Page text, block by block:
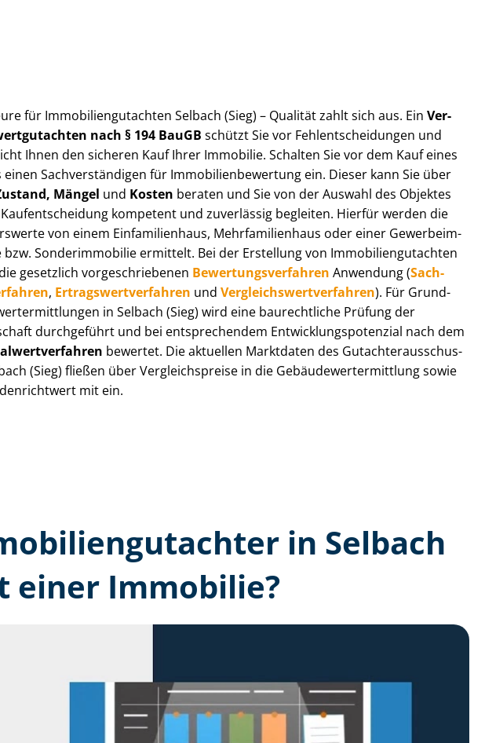
für Im­mo­bi­li­en­gut­ach­ten Selbach (Sieg) – Qualität zahlt sich aus. Ein Ver­
nach § 194 BauGB schützt Sie vor Fehl­ent­schei­dun­gen und
Ihnen den sicheren Kauf Ihrer Immobilie. Schalten Sie vor dem Kauf eines
einen Sach­ver­stän­di­gen für Im­mo­bi­li­en­be­wer­tung ein. Dieser kann Sie über
Mängel und Kosten beraten und Sie von der Auswahl des Objektes
kompetent und zuverlässig begleiten. Hierfür werden die
von einem Einfamilienhaus, Mehr­fa­mi­li­en­haus oder einer Ge­wer­be­im­
bzw. Sonderimmobilie ermittelt. Bei der Erstellung von Im­mo­bi­li­en­gut­ach­ten
gesetzlich vor­ge­schrie­be­nen Be­wer­tungs­ver­fah­ren Anwendung (Sach­
, Er­trags­wert­ver­fah­ren und Ver­gleichs­wert­ver­fah­ren). Für Grund­
in Selbach (Sieg) wird eine baurechtliche Prüfung der
durchgeführt und bei entsprechendem Ent­wick­lungs­po­ten­zi­al nach dem
bewertet. Die aktuellen Marktdaten des Gut­ach­ter­aus­schus­
(Sieg) fließen über Ver­gleichs­prei­se in die Ge­bäu­de­wert­ermitt­lung sowie
mit ein.
in Selbach
einer Immobilie?